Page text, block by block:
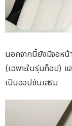
นอกจากนี้ยังมีจอห
(เฉพาะในรุ่นท็อป) แ
เป็นออปชันเสริม